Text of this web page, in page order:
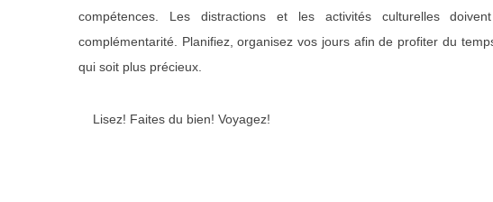
compétences. Les distractions et les activités culturelles
complémentarité. Planifiez, organisez vos jours afin de profiter du
qui soit plus précieux.
Lisez! Faites du bien! Voyagez!